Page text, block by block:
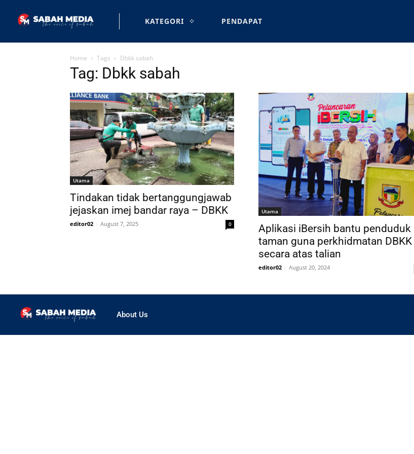
KATEGORI PENDAPAT
Home Tags Dbkk sabah
Tag: Dbkk sabah
Utama
Tindakan tidak bertanggungjawab
jejaskan imej bandar raya – DBKK
editor02 - August 7, 2025 0
Utama
Aplikasi iBersih bantu penduduk
taman guna perkhidmatan DBKK
secara atas talian
editor02 - August 20, 2024
About Us